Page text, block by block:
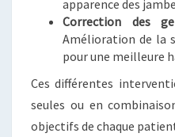
apparence des
Correction des
Amélioration de la
pour une meilleure
Ces différentes
seules ou en
objectifs de chaque